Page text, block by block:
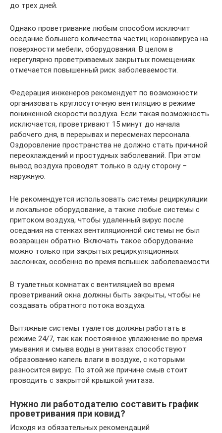
до трех дней.
Однако проветривание любым способом исключит
оседание большего количества частиц коронавируса на
поверхности мебели, оборудования. В целом в
нерегулярно проветриваемых закрытых помещениях
отмечается повышенный риск заболеваемости.
Федерация инженеров рекомендует по возможности
организовать круглосуточную вентиляцию в режиме
пониженной скорости воздуха. Если такая возможность
исключается, проветривают 15 минут до начала
рабочего дня, в перерывах и пересменах персонала.
Оздоровление пространства не должно стать причиной
переохлаждений и простудных заболеваний. При этом
вывод воздуха проводят только в одну сторону –
наружную.
Не рекомендуется использовать системы рециркуляции
и локальное оборудование, а также любые системы с
притоком воздуха, чтобы удаленный вирус после
оседания на стенках вентиляционной системы не был
возвращен обратно. Включать такое оборудование
можно только при закрытых рециркуляционных
заслонках, особенно во время вспышек заболеваемости.
В туалетных комнатах с вентиляцией во время
проветриваний окна должны быть закрыты, чтобы не
создавать обратного потока воздуха.
Вытяжные системы туалетов должны работать в
режиме 24/7, так как постоянное увлажнение во время
умывания и смыва воды в унитазах способствуют
образованию капель влаги в воздухе, с которыми
разносится вирус. По этой же причине смыв стоит
проводить с закрытой крышкой унитаза.
Нужно ли работодателю составить график
проветривания при ковид?
Исходя из обязательных рекомендаций